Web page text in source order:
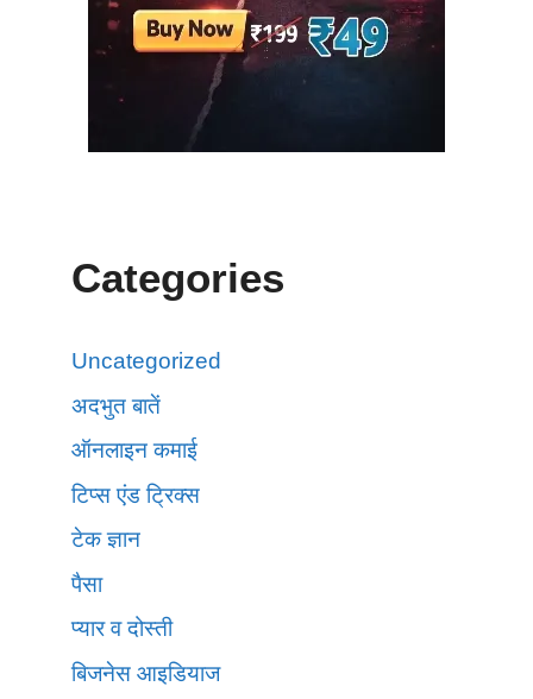
Categories
Uncategorized
अदभुत बातें
ऑनलाइन कमाई
टिप्स एंड ट्रिक्स
टेक ज्ञान
पैसा
प्यार व दोस्ती
बिजनेस आइडियाज